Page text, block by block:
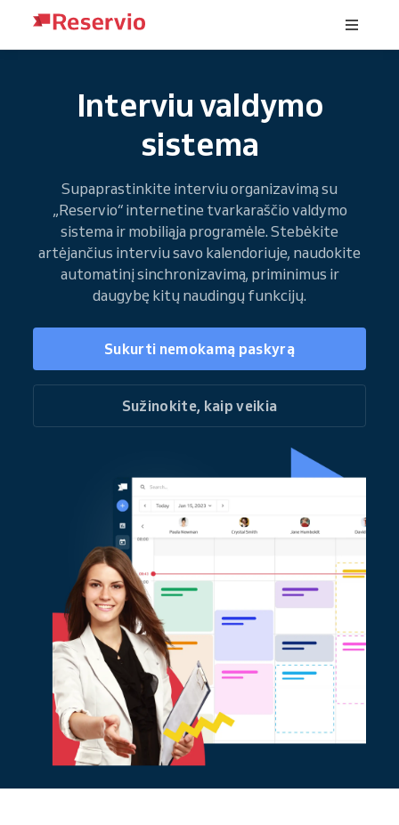
Interviu valdymo
sistema
Supaprastinkite interviu organizavimą su
„Reservio“ internetine tvarkaraščio valdymo
sistema ir mobiliąja programėle. Stebėkite
artėjančius interviu savo kalendoriuje, naudokite
automatinį sinchronizavimą, priminimus ir
daugybę kitų naudingų funkcijų.
Sukurti nemokamą paskyrą
Sužinokite, kaip veikia